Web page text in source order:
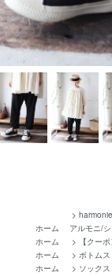
ホーム
>
アルモニ/
ホーム
>
【クー
ホーム
> ボトムス
ホーム
> ソック